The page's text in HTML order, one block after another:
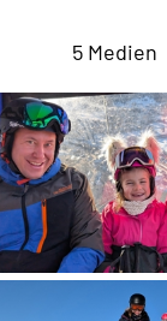
5 Medien